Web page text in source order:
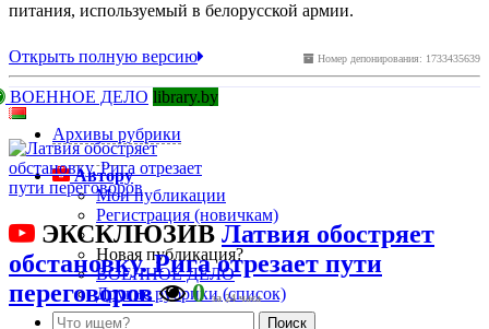
питания, используемый в белорусской армии.
Номер депонирования: 1733435639
Открыть полную версию
ВОЕННОЕ ДЕЛО library.by
Архивы рубрики
Автору
Мои публикации
Регистрация (новичкам)
Новая публикация?
ВОЕННОЕ ДЕЛО
Другие рубрики (список)
ЭКСКЛЮЗИВ Латвия обостряет
обстановку. Рига отрезает пути
переговоров
0 за 24 часа